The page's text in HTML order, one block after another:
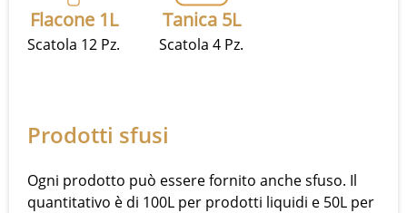
Flacone 1L
Scatola 12 Pz.
Tanica 5L
Scatola 4 Pz.
Prodotti sfusi
Ogni prodotto può essere fornito anche sfuso. Il
quantitativo è di 100L per prodotti liquidi e 50L per